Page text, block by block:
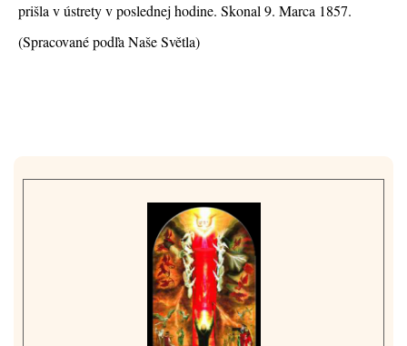
prišla v ústrety v poslednej hodine. Skonal 9. Marca 1857.
(Spracované podľa Naše Světla)